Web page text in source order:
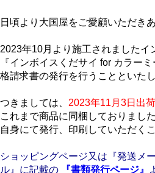
日頃より大国屋をご愛顧いただき
2023年10月より施工されましたイ
『インボイスくだサイ for カラー
格請求書の発行を行うことといたし
つきましては、 2023年11月3日出
これまで商品に同梱しておりまし
自身にて発行、印刷していただく
ショッピングページ又は『発送メ
ル』に記載の
『書類発行ページ』